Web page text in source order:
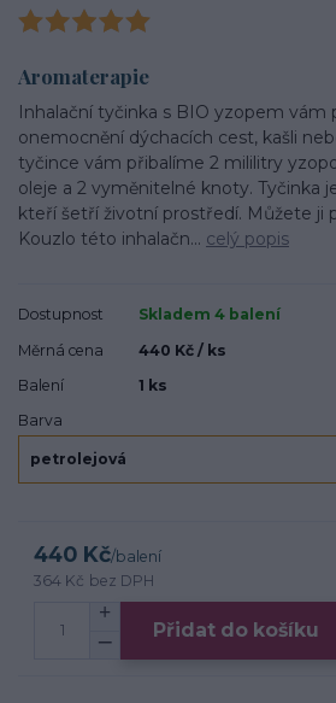
Aromaterapie
Inhalační tyčinka s BIO yzopem vám
onemocnění dýchacích cest, kašli
tyčince vám přibalíme 2 mililitry
oleje a 2 vyměnitelné knoty. Tyčinka
kteří šetří životní prostředí. Můžete ji
Kouzlo této inhalačn... celý popis
Dostupnost
Skladem 4 balení
Měrná cena
440 Kč / ks
Balení
1 ks
Barva
440 Kč/balení
364 Kč bez DPH
Přidat do košíku